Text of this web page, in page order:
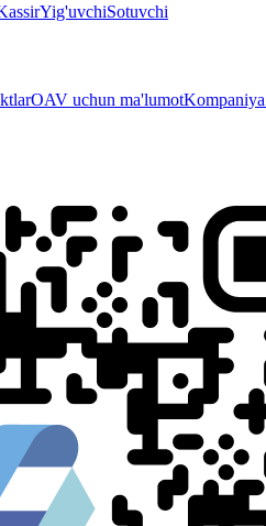
Yig'uvchiSotuvchi
OAV uchun ma'lumot